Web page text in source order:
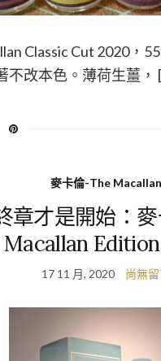
Classic Cut 2020，
不改本色。薄荷生薑，
麥卡倫-The Macallan
章才是開始：
Macallan
17 11 月, 2020 尚無